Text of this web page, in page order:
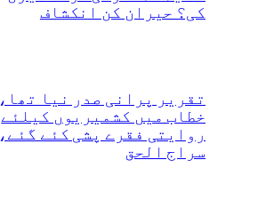
کی؟ حیران کن انکشاف
تقریر پرانی صدر نیا تھا،
خطاب میں کشمیریوں کیلئے
روایتی فقرے پشی کئے گئے،
سراج الحق